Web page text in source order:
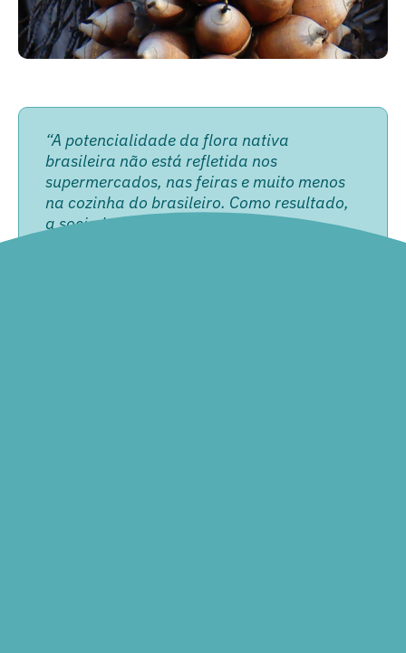
“A potencialidade da flora nativa
brasileira não está refletida nos
supermercados, nas feiras e muito menos
na cozinha do brasileiro. Como resultado,
a sociedade deixa de aproveitar os